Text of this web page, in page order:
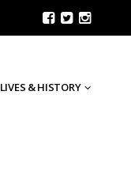
LIVES & HISTORY